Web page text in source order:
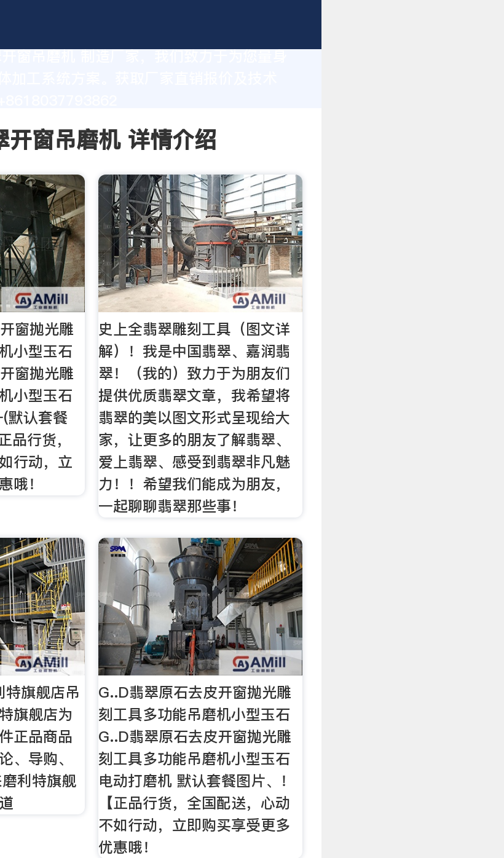
加工系统方案。获取厂家直销报价及技术
开窗吊磨机 详情介绍
窗抛光雕
小型玉石
窗抛光雕
小型玉石
默认套餐
品行货，
行动，立
哦！
史上全翡翠雕刻工具（图文详
解）！我是中国翡翠、嘉润翡
翠！（我的）致力于为朋友们
提供优质翡翠文章，我希望将
翡翠的美以图文形式呈现给大
家，让更多的朋友了解翡翠、
爱上翡翠、感受到翡翠非凡魅
力！！希望我们能成为朋友，
一起聊聊翡翠那些事！
特旗舰店吊
旗舰店为
正品商品
、导购、
利特旗舰
G..D翡翠原石去皮开窗抛光雕
刻工具多功能吊磨机小型玉石
G..D翡翠原石去皮开窗抛光雕
刻工具多功能吊磨机小型玉石
电动打磨机 默认套餐图片、！
【正品行货，全国配送，心动
不如行动，立即购买享受更多
优惠哦！